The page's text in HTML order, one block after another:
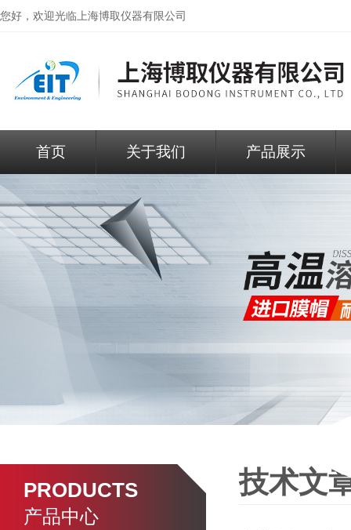
您好，欢迎光临上海博取仪器有限公司
首页 关于我们 产品展示
PRODUCTS
产品中心
技术文